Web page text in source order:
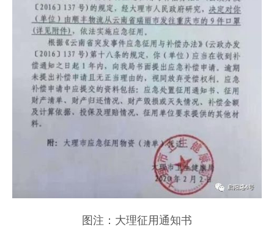
图注：大理征用通知书